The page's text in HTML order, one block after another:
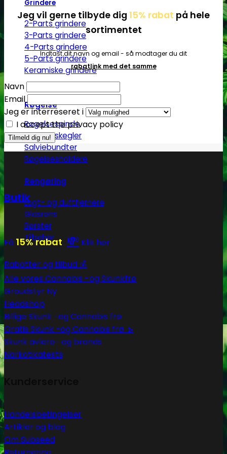
Grindere
2-Parts grindere
3-Parts grindere
4-Parts grindere
5-Parts grindere
Keramiske grindere
Røgelse
Røgelsespinde
Røgelseskegler
Salviebundter
Røgelsesholdere
Rengøring
Lugt- og duftfjernere
Glasrens
Børster
Tilbehør
Jeg vil gerne tilbyde dig 15% rabat på hele
sortimentet
Indtast dit navn og email - så modtager du dit
rabatlink med det samme
Navn
Email
Jeg er interreseret i
I accept the privacy policy
Butik
Få 15% rabat 💸 Klik her
Rabatter og tilbud 💰
Alle vores Cannabis -og Skunkfrø
Groudstyr
Headshop
Billige Skunk -og Cannabis frø
Gratis Skunk -og Cannabis frø 🌿
Skunk avlere- og brands
Narkotikatests
Handelsbetingelser
Artikler og blog
Om Subseed